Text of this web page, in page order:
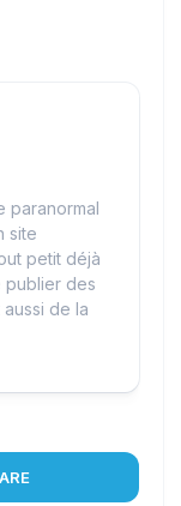
paranormal
site
petit déjà
des
de la